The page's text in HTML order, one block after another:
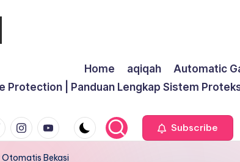
Home aqiqah Automatic
Protection | Panduan Lengkap Sistem
instagram.com
youtube.com Subscribe
Otomatis Bekasi